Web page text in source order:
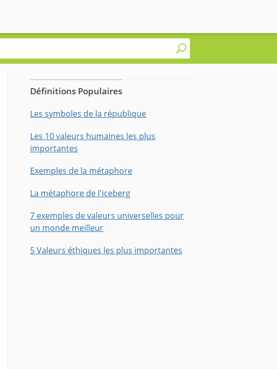
Définitions Populaires
Les symboles de la république
Les 10 valeurs humaines les plus
importantes
Exemples de la métaphore
La métaphore de l'iceberg
7 exemples de valeurs universelles pour
un monde meilleur
5 Valeurs éthiques les plus importantes